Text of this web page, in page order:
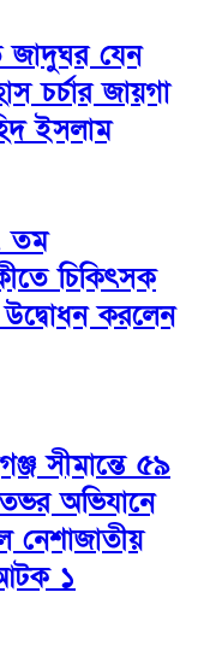
জাদুঘর যেন
চর্চার জায়গা
ইসলাম
তম
চিকিৎসক
করলেন
সীমান্তে ৫৯
অভিযানে
১